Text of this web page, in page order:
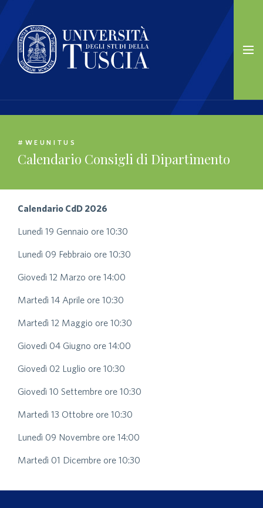
#WEUNITUS
Calendario Consigli di Dipartimento
Calendario CdD 2026
Lunedì 19 Gennaio ore 10:30
Lunedì 09 Febbraio ore 10:30
Giovedì 12 Marzo ore 14:00
Martedì 14 Aprile ore 10:30
Martedì 12 Maggio ore 10:30
Giovedì 04 Giugno ore 14:00
Giovedì 02 Luglio ore 10:30
Giovedì 10 Settembre ore 10:30
Martedì 13 Ottobre ore 10:30
Lunedì 09 Novembre ore 14:00
Martedì 01 Dicembre ore 10:30